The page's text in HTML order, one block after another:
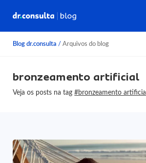
Blog dr.consulta / Arquivos do blog
bronzeamento artificial
Veja os posts na tag#bronzeamento artificial